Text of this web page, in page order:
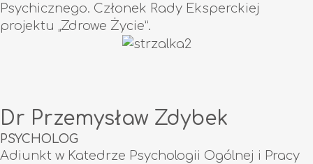
Psychicznego. Członek Rady Eksperckiej
projektu „Zdrowe Życie”.
Dr Przemysław Zdybek
PSYCHOLOG
Adiunkt w Katedrze Psychologii Ogólnej i Pracy